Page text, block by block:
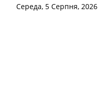
Середа, 5 Серпня, 2026